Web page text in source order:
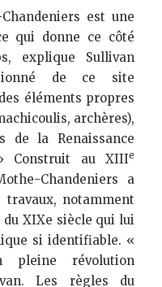
est une
qui donne ce côté
explique Sullivan
de ce site
éléments propres
archères),
de la Renaissance
» Construit au XIIIe
Chandeniers a
travaux, notamment
XIXe siècle qui lui
si identifiable. «
révolution
Les règles du